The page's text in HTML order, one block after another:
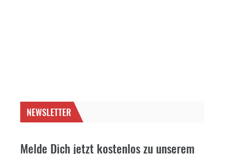
NEWSLETTER
Melde Dich jetzt kostenlos zu unserem